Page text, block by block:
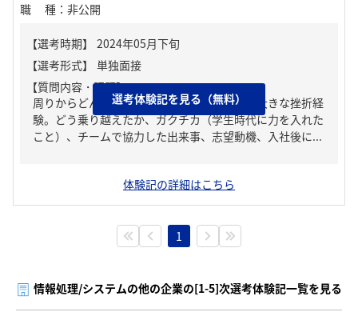
職種 ： 非公開
【質問内容・課題】
周りからどんな人といわれる？、人生の中で大きな挫折経
験。どう乗り越えたか、ガクチカ（学生時代に力を入れた
こと）、チームで協力した出来事、志望動機、入社後に...
選考体験記を見る（無料）
体験記の詳細はこちら
1
情報処理/システムの他の企業の[1-5]次選考体験記一覧を見る